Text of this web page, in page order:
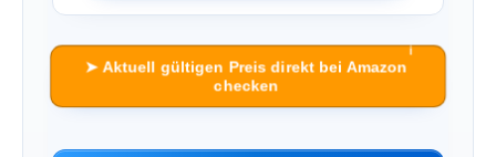
➤ Aktuell gültigen Preis direkt bei Amazon
checken
ℹ︎